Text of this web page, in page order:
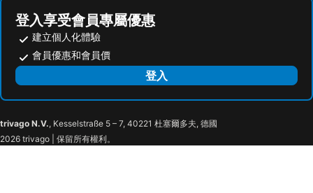
登入享受會員專屬優惠
建立個人化體驗
會員優惠和會員價
登入
trivago N.V., Kesselstraße 5 – 7, 40221 杜塞爾多夫, 德國
2026 trivago | 保留所有權利。